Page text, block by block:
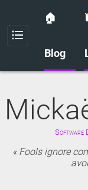
Menu
🏠
Blog
Software
Fools ignore